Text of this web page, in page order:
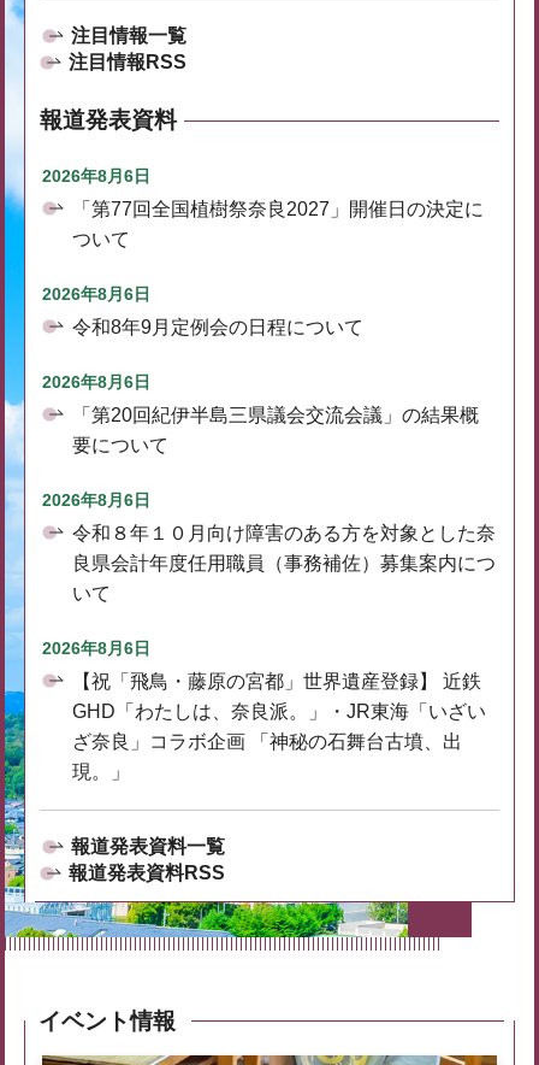
注目情報一覧
注目情報RSS
報道発表資料
2026年8月6日
「第77回全国植樹祭奈良2027」開催日の決定に
ついて
2026年8月6日
令和8年9月定例会の日程について
2026年8月6日
「第20回紀伊半島三県議会交流会議」の結果概
要について
2026年8月6日
令和８年１０月向け障害のある方を対象とした奈
良県会計年度任用職員（事務補佐）募集案内につ
いて
2026年8月6日
【祝「飛鳥・藤原の宮都」世界遺産登録】 近鉄
GHD「わたしは、奈良派。」・JR東海「いざい
ざ奈良」コラボ企画 「神秘の石舞台古墳、出
現。」
報道発表資料一覧
報道発表資料RSS
イベント情報